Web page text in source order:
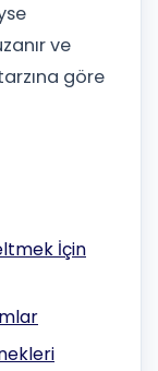
ve
göre
İçin